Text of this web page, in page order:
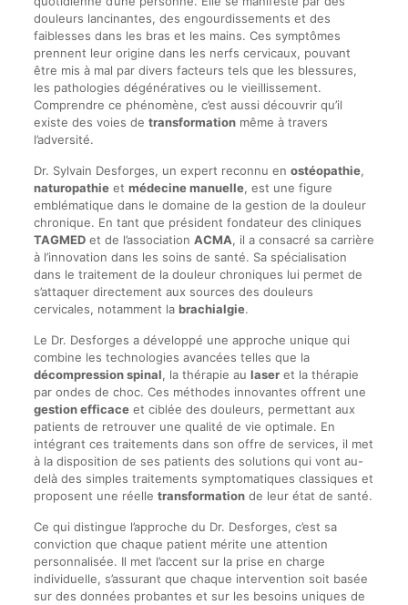
douleurs lancinantes, des engourdissements et des
faiblesses dans les bras et les mains. Ces symptômes
prennent leur origine dans les nerfs cervicaux, pouvant
être mis à mal par divers facteurs tels que les blessures,
les pathologies dégénératives ou le vieillissement.
Comprendre ce phénomène, c’est aussi découvrir qu’il
existe des voies de transformationmême à travers
l’adversité.
Dr. Sylvain Desforges, un expert reconnu en ostéopathie,
naturopathieet médecine manuelle, est une figure
emblématique dans le domaine de la gestion de la douleur
chronique. En tant que président fondateur des cliniques
TAGMEDet de l’association ACMA, il a consacré sa carrière
à l’innovation dans les soins de santé. Sa spécialisation
dans le traitement de la douleur chroniques lui permet de
s’attaquer directement aux sources des douleurs
cervicales, notamment la brachialgie.
Le Dr. Desforges a développé une approche unique qui
combine les technologies avancées telles que la
décompression spinal, la thérapie au laseret la thérapie
par ondes de choc. Ces méthodes innovantes offrent une
gestion efficaceet ciblée des douleurs, permettant aux
patients de retrouver une qualité de vie optimale. En
intégrant ces traitements dans son offre de services, il met
à la disposition de ses patients des solutions qui vont au-
delà des simples traitements symptomatiques classiques et
proposent une réelle transformationde leur état de santé.
Ce qui distingue l’approche du Dr. Desforges, c’est sa
conviction que chaque patient mérite une attention
personnalisée. Il met l’accent sur la prise en charge
individuelle, s’assurant que chaque intervention soit basée
sur des données probantes et sur les besoins uniques de